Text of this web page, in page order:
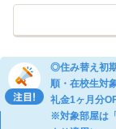
◎住み替え初
順・在校生対象
礼金1ヶ月分
※対象部屋は